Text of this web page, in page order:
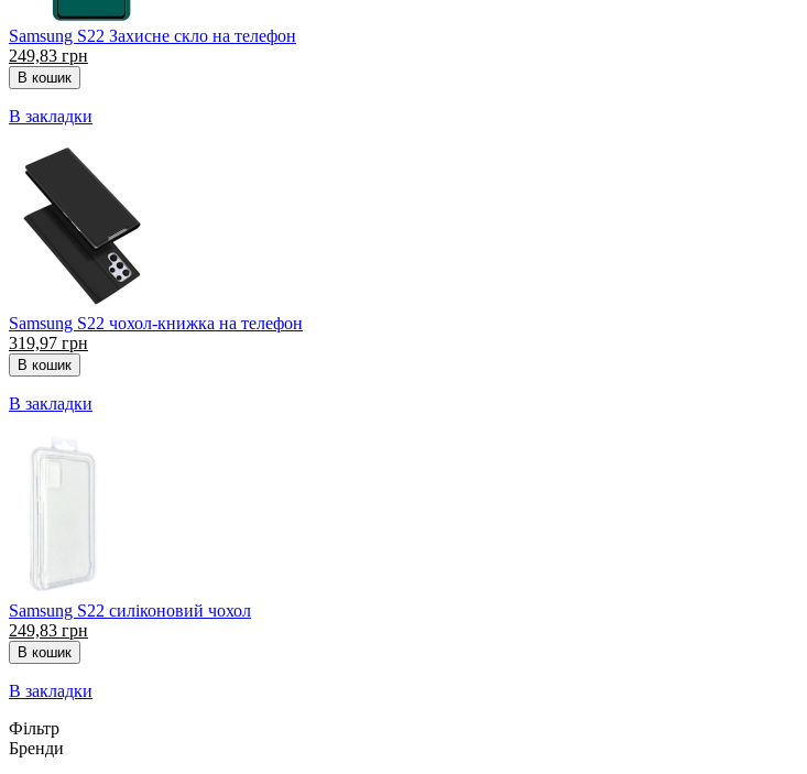
Samsung S22 Захисне скло на телефон
249,83 грн
В закладки
Samsung S22 чохол-книжка на телефон
319,97 грн
В закладки
Samsung S22 cиліконовий чохол
249,83 грн
В закладки
Фільтр
Бренди